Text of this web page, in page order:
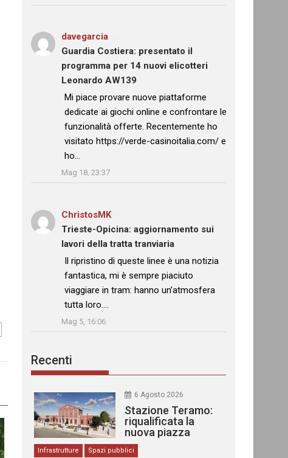
davegarcia
Guardia Costiera: presentato il
programma per 14 nuovi elicotteri
Leonardo AW139
: “
Mi piace provare nuove piattaforme
dedicate ai giochi online e confrontare le
funzionalità offerte. Recentemente ho
visitato https://verde-casinoitalia.com/ e
ho…
Mag 18, 23:37
ChristosMKsu
Trieste-Opicina: aggiornamento sui
lavori della tratta tranviaria
: “
Il ripristino di queste linee è una notizia
fantastica, mi è sempre piaciuto
viaggiare in tram: hanno un’atmosfera
tutta loro.…
Mag 5, 16:06
Recenti
6 Agosto 2026
Stazione Teramo:
riqualificata la
nuova piazza
urbana
Infrastrutture Spazi pubblici